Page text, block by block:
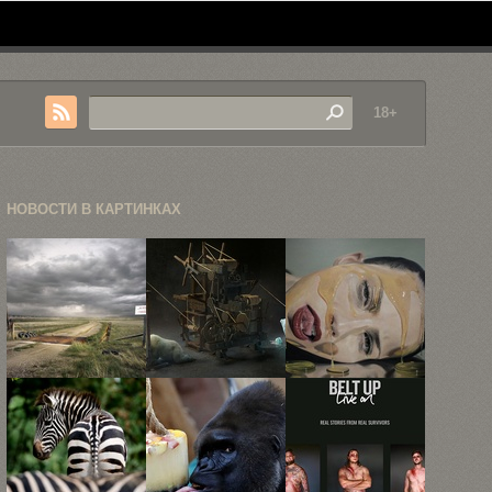
18+
НОВОСТИ В КАРТИНКАХ
Пейзажная
фотография
Эрика
Шмидта
63 самых
запоминающихся
рекламных
принта ...
портреты
Майка
Даргаса